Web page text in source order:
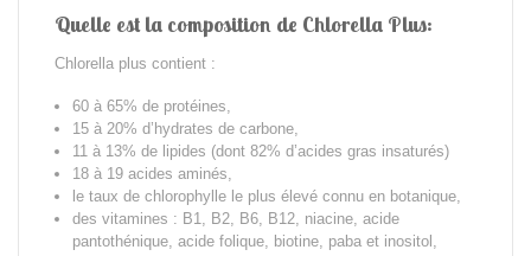
Quelle est la composition de Chlorella Plus:
Chlorella plus contient :
60 à 65% de protéines,
15 à 20% d’hydrates de carbone,
11 à 13% de lipides (dont 82% d’acides gras insaturés)
18 à 19 acides aminés,
le taux de chlorophylle le plus élevé connu en botanique,
des vitamines : B1, B2, B6, B12, niacine, acide
pantothénique, acide folique, biotine, paba et inositol,